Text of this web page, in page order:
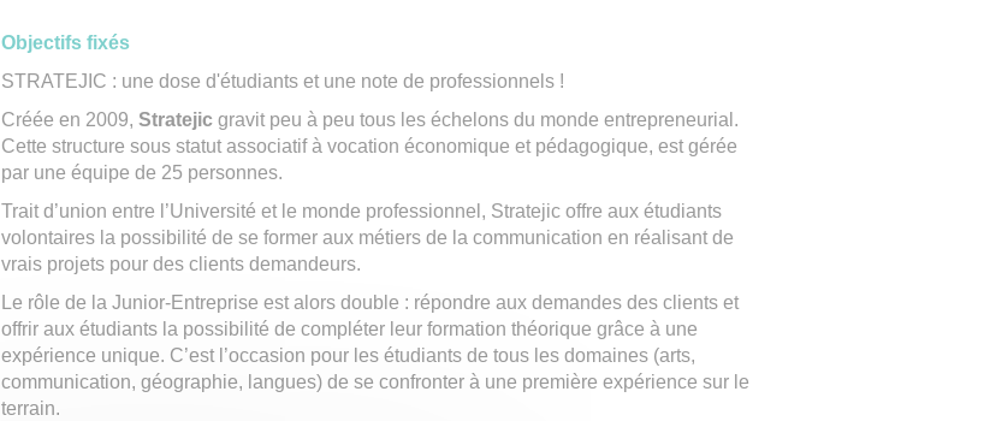
Objectifs fixés
STRATEJIC : une dose d'étudiants et une note de professionnels !
Créée en 2009, Stratejicgravit peu à peu tous les échelons du monde entrepreneurial.
Cette structure sous statut associatif à vocation économique et pédagogique, est gérée
par une équipe de 25 personnes.
Trait d’union entre l’Université et le monde professionnel, Stratejic offre aux étudiants
volontaires la possibilité de se former aux métiers de la communication en réalisant de
vrais projets pour des clients demandeurs.
Le rôle de la Junior-Entreprise est alors double : répondre aux demandes des clients et
offrir aux étudiants la possibilité de compléter leur formation théorique grâce à une
expérience unique. C’est l’occasion pour les étudiants de tous les domaines (arts,
communication, géographie, langues) de se confronter à une première expérience sur le
terrain.